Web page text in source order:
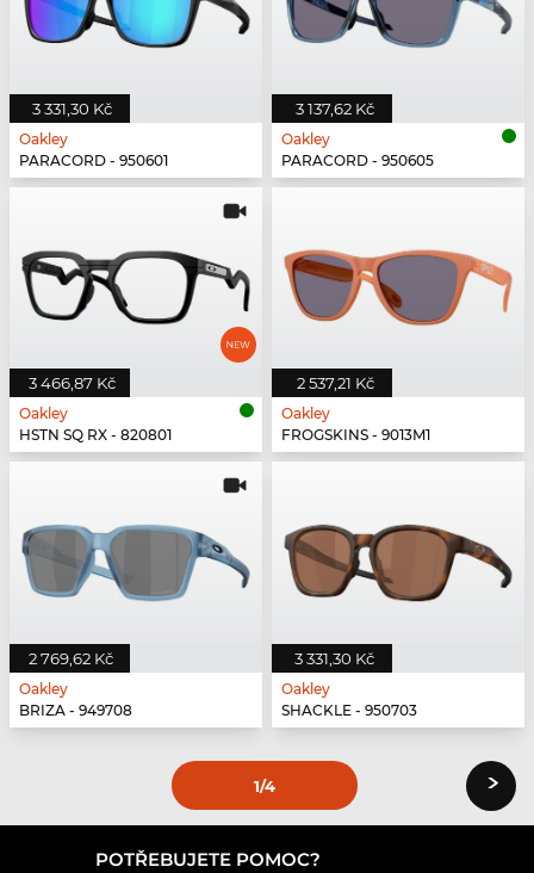
3 331,30 Kč
Oakley
PARACORD - 950601
3 137,62 Kč
Oakley
PARACORD - 950605
3 466,87 Kč
Oakley
HSTN SQ RX - 820801
2 537,21 Kč
Oakley
FROGSKINS - 9013M1
2 769,62 Kč
Oakley
BRIZA - 949708
3 331,30 Kč
Oakley
SHACKLE - 950703
1/4 ›
POTŘEBUJETE POMOC?